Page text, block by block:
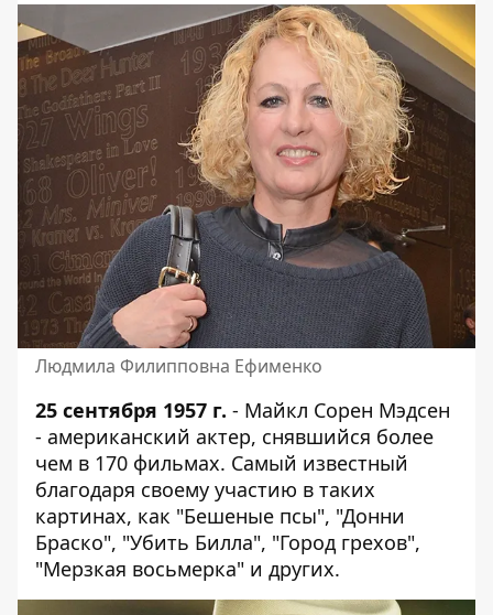
Людмила Филипповна Ефименко
25 сентября 1957 г. - Майкл Сорен Мэдсен
- американский актер, снявшийся более
чем в 170 фильмах. Самый известный
благодаря своему участию в таких
картинах, как "Бешеные псы", "Донни
Браско", "Убить Билла", "Город грехов",
"Мерзкая восьмерка" и других.